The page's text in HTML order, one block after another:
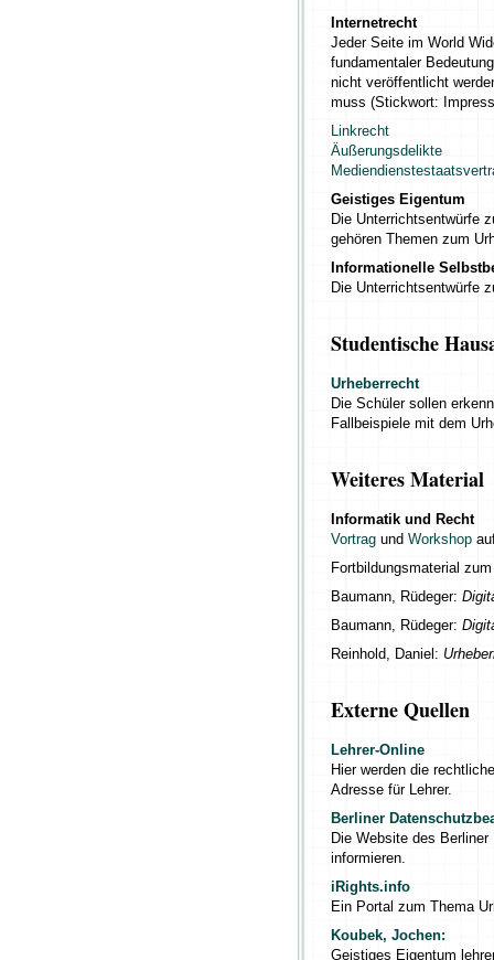
Internetrecht
Jeder Seite im World
fundamentaler
nicht veröffentlicht
muss (Stickwort:
Linkrecht
Äußerungsdelikte
Geistiges Eigentum
Die Unterrichtsentwürfe
gehören Themen zum
Informationelle
Die Unterrichtsentwürfe
Studentische
Urheberrecht
Die Schüler sollen
Fallbeispiele mit dem
Weiteres Material
Informatik und Recht
Vortrag und Workshop
Fortbildungsmaterial
Baumann, Rüdeger:
Baumann, Rüdeger:
Reinhold, Daniel:
Externe Quellen
Lehrer-Online
Hier werden die
Adresse für Lehrer.
Berliner
Die Website des
informieren.
iRights.info
Ein Portal zum Thema
Koubek, Jochen:
Geistiges Eigentum